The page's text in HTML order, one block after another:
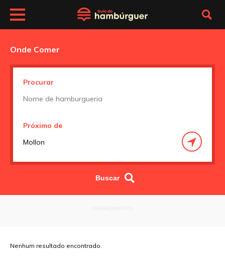
Onde Comer
Procurar
Próximo de
Nenhum resultado encontrado.